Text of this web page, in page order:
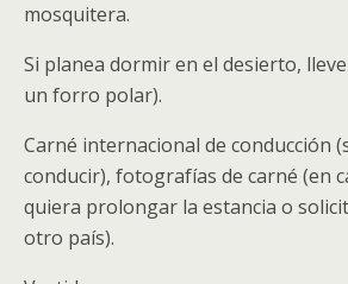
mosquitera.
Si planea dormir en el desierto,
un forro polar).
Carné internacional de conducción
conducir), fotografías de carné (en
quiera prolongar la estancia o
otro país).